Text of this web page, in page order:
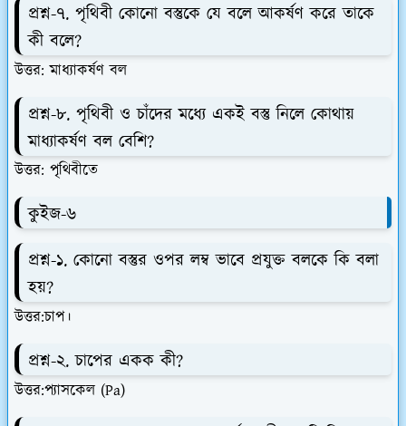
প্রশ্ন-৭. পৃথিবী কোনো বস্তুকে যে বলে আকর্ষণ করে তাকে
কী বলে?
উত্তর: মাধ্যাকর্ষণ বল
প্রশ্ন-৮. পৃথিবী ও চাঁদের মধ্যে একই বস্তু নিলে কোথায়
মাধ্যাকর্ষণ বল বেশি?
উত্তর: পৃথিবীতে
কুইজ-৬
প্রশ্ন-১. কোনো বস্তুর ওপর লম্ব ভাবে প্রযুক্ত বলকে কি বলা
হয়?
উত্তর:চাপ।
প্রশ্ন-২. চাপের একক কী?
উত্তর:প্যাসকেল (Pa)